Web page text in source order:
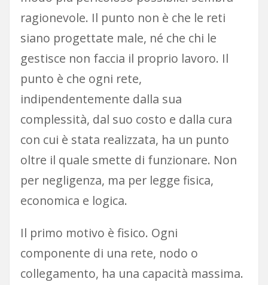
ragionevole. Il punto non è che le reti
siano progettate male, né che chi le
gestisce non faccia il proprio lavoro. Il
punto è che ogni rete,
indipendentemente dalla sua
complessità, dal suo costo e dalla cura
con cui è stata realizzata, ha un punto
oltre il quale smette di funzionare. Non
per negligenza, ma per legge fisica,
economica e logica.
Il primo motivo è fisico. Ogni
componente di una rete, nodo o
collegamento, ha una capacità massima.